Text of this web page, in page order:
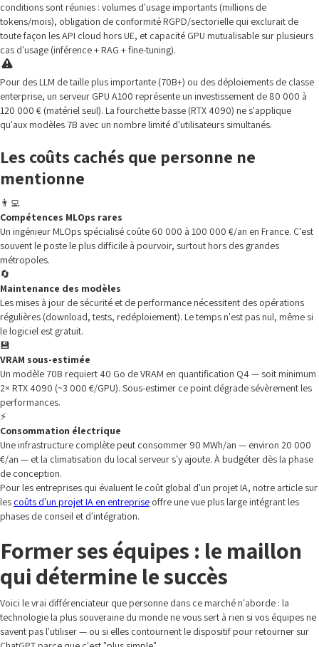
conditions sont réunies : volumes d'usage importants (millions de
tokens/mois), obligation de conformité RGPD/sectorielle qui exclurait de
toute façon les API cloud hors UE, et capacité GPU mutualisable sur plusieurs
cas d'usage (inférence + RAG + fine-tuning).
Pour des LLM de taille plus importante (70B+) ou des déploiements de classe
enterprise, un serveur GPU A100 représente un investissement de 80 000 à
120 000 € (matériel seul). La fourchette basse (RTX 4090) ne s'applique
qu'aux modèles 7B avec un nombre limité d'utilisateurs simultanés.
Les coûts cachés que personne ne
mentionne
👨‍💻
Compétences MLOps rares
Un ingénieur MLOps spécialisé coûte 60 000 à 100 000 €/an en France. C'est
souvent le poste le plus difficile à pourvoir, surtout hors des grandes
métropoles.
🔄
Maintenance des modèles
Les mises à jour de sécurité et de performance nécessitent des opérations
régulières (download, tests, redéploiement). Le temps n'est pas nul, même si
le logiciel est gratuit.
💾
VRAM sous-estimée
Un modèle 70B requiert 40 Go de VRAM en quantification Q4 — soit minimum
2× RTX 4090 (~3 000 €/GPU). Sous-estimer ce point dégrade sévèrement les
performances.
⚡
Consommation électrique
Une infrastructure complète peut consommer 90 MWh/an — environ 20 000
€/an — et la climatisation du local serveur s'y ajoute. À budgéter dès la phase
de conception.
Pour les entreprises qui évaluent le coût global d'un projet IA, notre article sur
les coûts d'un projet IA en entreprise offre une vue plus large intégrant les
phases de conseil et d'intégration.
Former ses équipes : le maillon
qui détermine le succès
Voici le vrai différenciateur que personne dans ce marché n'aborde : la
technologie la plus souveraine du monde ne vous sert à rien si vos équipes ne
savent pas l'utiliser — ou si elles contournent le dispositif pour retourner sur